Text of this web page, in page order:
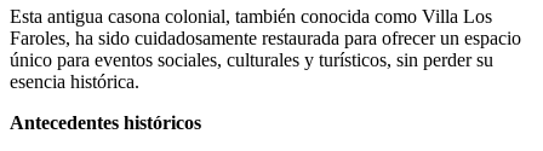
Esta antigua casona colonial, también conocida como Villa Los
Faroles, ha sido cuidadosamente restaurada para ofrecer un espacio
único para eventos sociales, culturales y turísticos, sin perder su
esencia histórica.
Antecedentes históricos